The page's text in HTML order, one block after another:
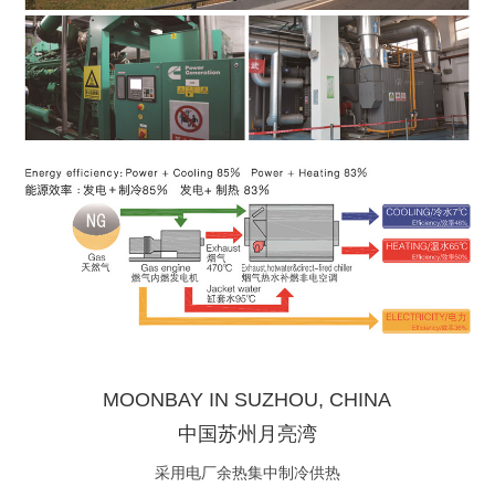
MOONBAY IN SUZHOU, CHINA
中国苏州月亮湾
采用电厂余热集中制冷供热